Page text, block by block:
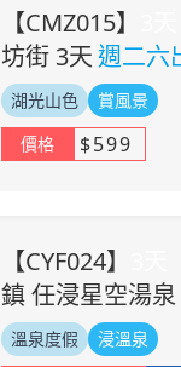
【CMZ015】
坊街 3天週二六
湖光山色
賞風景
價格
$599
【CYF024】
鎮 任浸星空湯
溫泉度假
浸溫泉